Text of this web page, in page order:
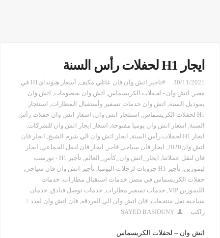
ايجار H1 لحفلات رأس السنة
30/11/2021 #تاجير اتش وان فان عائلي مكيف,
أسعار هيوندايH1 في
مصر , اتش وان - لحفلات الكريسماس, اتش وان بخصومات, اتش وان
بموديل السنة, اتش وان خدمات تسفير وأستقبال المطارات, استئجار
H1 لحفلات الكريسماس
, استئجار اتش وان, اسعار اتش وان حفلات رأس
السنة, اسعار اتش وان يوميا مفتوحة, اسعار ايجار اتش وان للشركات,
ايجار H1 لحفلات رأس السنة
, ايجار اتش وان الي شرم الشيخ, ايجار فان
اتش وان2020
, ايجار فان سياحي فاخر , ايجار فان لنقل الجماعي, ايجار
فان لنقل عملائنا, ايجار_اتش وان_كأس_العالم,
تأجير H1 - تورست
ليموزين, تأجير H1 جروبات لرحلات اليوميا , تأجير اتش وان فان سياحي,
حفلات الكريسماس في مصر , خدمات استقبال مطارات, خدمات
الليموزين VIP
, خدمات تسفير مطارات, خدمات توصل فنادق, خدمان
سياحية نقل منتجعات, فان اتش وان الي الغردقة,
فان اتش وان لعدد 7
راكب
SAYED BASIOUNY
اتش وان – لحفلات الكريسماس